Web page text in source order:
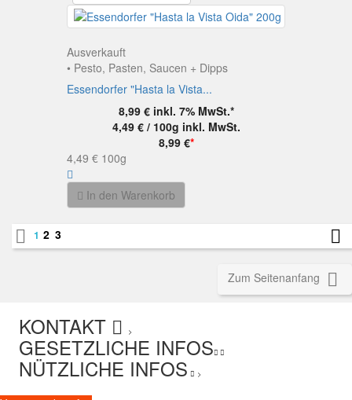
Ausverkauft
• Pesto, Pasten, Saucen + Dipps
Essendorfer "Hasta la Vista...
8,99 € inkl. 7% MwSt.*
4,49 € / 100g inkl. MwSt.
8,99 €*
4,49 € 100g
In den Warenkorb
 12 3 
Zum Seitenanfang 
KONTAKT >
GESETZLICHE INFOS
NÜTZLICHE INFOS >